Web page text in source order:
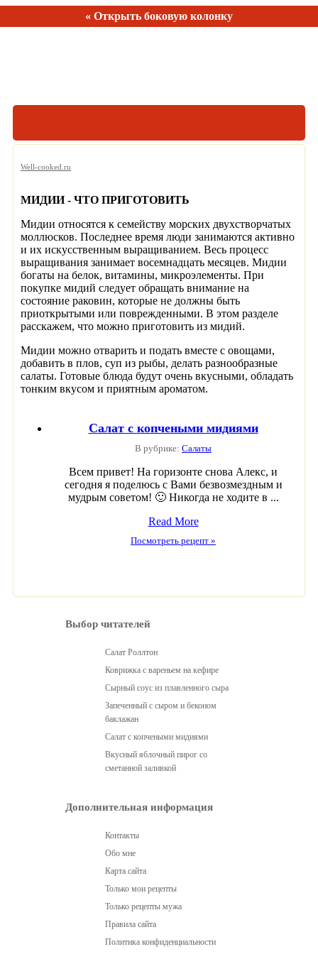
« Открыть боковую колонку
Рецептов:150
Well-cooked.ru
МИДИИ - ЧТО ПРИГОТОВИТЬ
Мидии относятся к семейству морских двухстворчатых
моллюсков. Последнее время люди занимаются активно
и их искусственным выращиванием. Весь процесс
выращивания занимает восемнадцать месяцев. Мидии
богаты на белок, витамины, микроэлементы. При
покупке мидий следует обращать внимание на
состояние раковин, которые не должны быть
приоткрытыми или поврежденными. В этом разделе
расскажем, что можно приготовить из мидий.
Мидии можно отварить и подать вместе с овощами,
добавить в плов, суп из рыбы, делать разнообразные
салаты. Готовые блюда будут очень вкусными, обладать
тонким вкусом и приятным ароматом.
Салат с копчеными мидиями
В рубрике: Салаты
Всем привет! На горизонте снова Алекс, и
сегодня я поделюсь с Вами безвозмездным и
мудрым советом! 🙂 Никогда не ходите в ...
Read More
Посмотреть рецепт »
Выбор читателей
Салат Роллтон
Коврижка с вареньем на кефире
Сырный соус из плавленного сыра
Запеченный с сыром и беконом
баклажан
Салат с копчеными мидиями
Вкусный яблочный пирог со
сметанной заливкой
Дополнительная информация
Контакты
Обо мне
Карта сайта
Только мои рецепты
Только рецепты мужа
Правила сайта
Политика конфиденциальности